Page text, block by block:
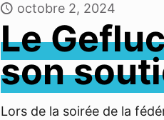
octobre 2, 2024
Le
son
Lors de la soirée de la